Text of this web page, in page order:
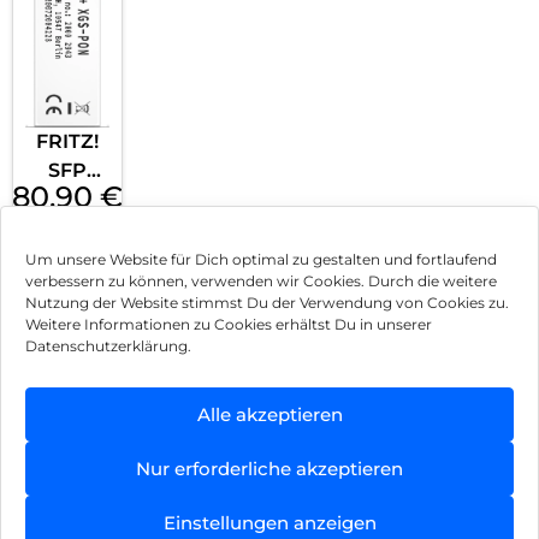
Um unsere Website für Dich optimal zu gestalten und fortlaufend
verbessern zu können, verwenden wir Cookies. Durch die weitere
Nutzung der Website stimmst Du der Verwendung von Cookies zu.
Weitere Informationen zu Cookies erhältst Du in unserer
Datenschutzerklärung.
Alle akzeptieren
Nur erforderliche akzeptieren
Einstellungen anzeigen
FRITZ!
SFP
XGS-
Silber
80,90€
Mehr
erfahren